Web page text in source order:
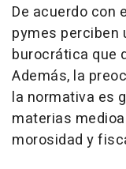
De acuerdo con
pymes perciben
burocrática que
Además, la
la normativa es
materias
morosidad y